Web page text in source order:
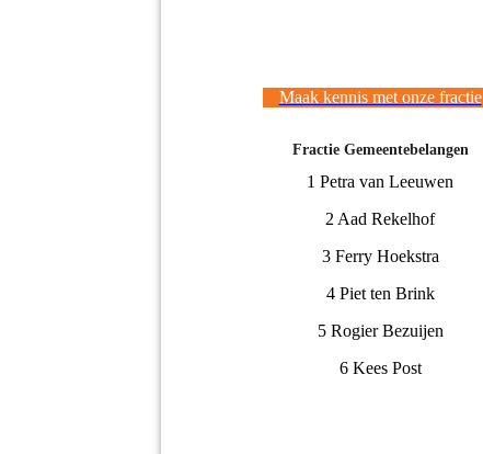
Maak kennis met onze fractie
Fractie Gemeentebelangen
1 Petra van Leeuwen
2 Aad Rekelhof
3 Ferry Hoekstra
4 Piet ten Brink
5 Rogier Bezuijen
6 Kees Post